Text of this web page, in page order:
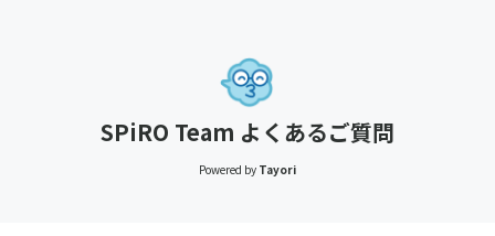
SPiRO Team よくあるご質問
Powered by Tayori